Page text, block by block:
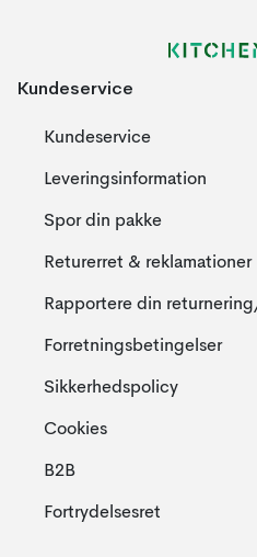
Kundeservice
Kundeservice
Leveringsinformation
Spor din pakke
Returerret & reklamationer
Rapportere din
Forretningsbetingelser
Sikkerhedspolicy
Cookies
B2B
Fortrydelsesret